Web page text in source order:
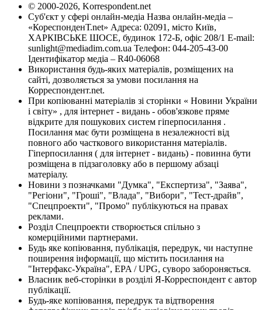
© 2000-2026, Korrespondent.net
Суб'єкт у сфері онлайн-медіа Назва онлайн-медіа –
«КореспонденТ.net» Адреса: 02091, місто Київ,
ХАРКІВСЬКЕ ШОСЕ, будинок 172-Б, офіс 208/1 E-mail:
sunlight@mediadim.com.ua Телефон: 044-205-43-00
Ідентифікатор медіа – R40-06068
Використання будь-яких матеріалів, розміщених на
сайті, дозволяється за умови посилання на
Корреспондент.net.
При копіюванні матеріалів зі сторінки « Новини України
і світу» , для інтернет - видань - обов'язкове пряме
відкрите для пошукових систем гіперпосилання .
Посилання має бути розміщена в незалежності від
повного або часткового використання матеріалів.
Гіперпосилання ( для інтернет - видань) - повинна бути
розміщена в підзаголовку або в першому абзаці
матеріалу.
Новини з позначками "Думка", "Експертиза", "Заява",
"Регіони", "Гроші", "Влада", "Вибори", "Тест-драйв",
"Спецпроекти", "Промо" публікуються на правах
реклами.
Розділ Спецпроекти створюється спільно з
комерційними партнерами.
Будь яке копіювання, публікація, передрук, чи наступне
поширення інформації, що містить посилання на
"Інтерфакс-Україна", EPA / UPG, суворо забороняється.
Власник веб-сторінки в розділі Я-Корреспондент є автор
публікації.
Будь-яке копіювання, передрук та відтворення